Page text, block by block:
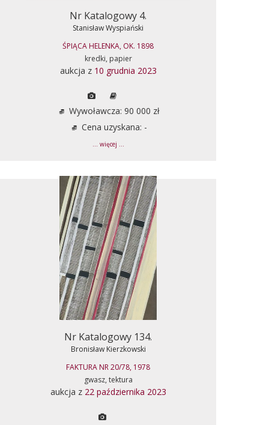
Nr Katalogowy 4.
Stanisław Wyspiański
ŚPIĄCA HELENKA, OK. 1898
kredki, papier
aukcja z 10 grudnia 2023
Wywoławcza: 90 000 zł
Cena uzyskana: -
... więcej ...
Nr Katalogowy 134.
Bronisław Kierzkowski
FAKTURA NR 20/78, 1978
gwasz, tektura
aukcja z 22 października 2023